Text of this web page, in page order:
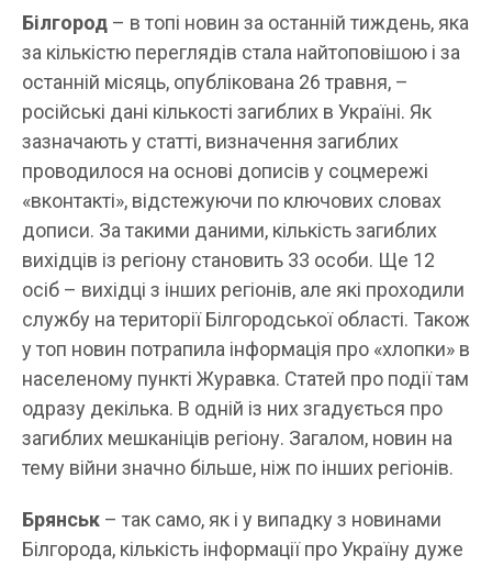
Білгород – в топі новин за останній тиждень, яка
за кількістю переглядів стала найтоповішою і за
останній місяць, опублікована 26 травня, –
російські дані кількості загиблих в Україні. Як
зазначають у статті, визначення загиблих
проводилося на основі дописів у соцмережі
«вконтакті», відстежуючи по ключових словах
дописи. За такими даними, кількість загиблих
вихідців із регіону становить 33 особи. Ще 12
осіб – вихідці з інших регіонів, але які проходили
службу на території Білгородської області. Також
у топ новин потрапила інформація про «хлопки» в
населеному пункті Журавка. Статей про події там
одразу декілька. В одній із них згадується про
загиблих мешканіців регіону. Загалом, новин на
тему війни значно більше, ніж по інших регіонів.
Брянськ – так само, як і у випадку з новинами
Білгорода, кількість інформації про Україну дуже